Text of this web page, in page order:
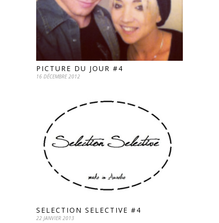
PICTURE DU JOUR #4
16 DÉCEMBRE 2012
SELECTION SELECTIVE #4
22 JANVIER 2013